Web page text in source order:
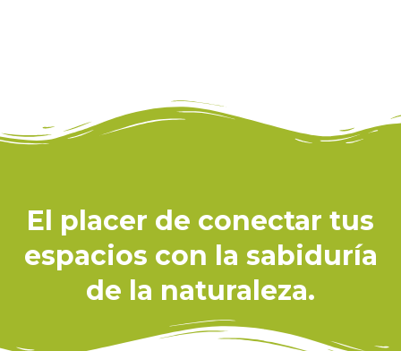
El placer de conectar tus
espacios con la sabiduría
de la naturaleza.